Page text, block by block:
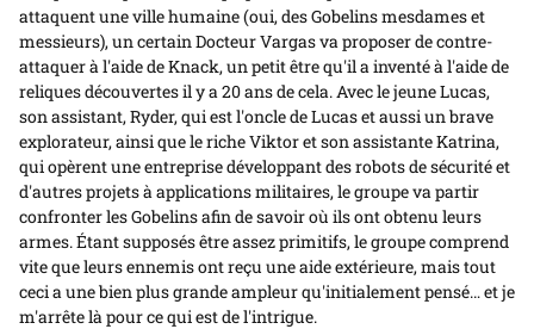
attaquent une ville humaine (oui, des Gobelins mesdames et
messieurs), un certain Docteur Vargas va proposer de contre-
attaquer à l'aide de Knack, un petit être qu'il a inventé à l'aide de
reliques découvertes il y a 20 ans de cela. Avec le jeune Lucas,
son assistant, Ryder, qui est l'oncle de Lucas et aussi un brave
explorateur, ainsi que le riche Viktor et son assistante Katrina,
qui opèrent une entreprise développant des robots de sécurité et
d'autres projets à applications militaires, le groupe va partir
confronter les Gobelins afin de savoir où ils ont obtenu leurs
armes. Étant supposés être assez primitifs, le groupe comprend
vite que leurs ennemis ont reçu une aide extérieure, mais tout
ceci a une bien plus grande ampleur qu'initialement pensé… et je
m'arrête là pour ce qui est de l'intrigue.